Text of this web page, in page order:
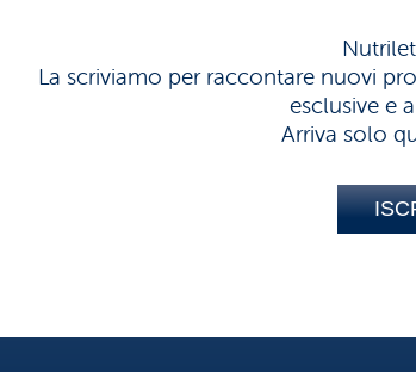
La scriviamo per raccontare nuovi
esclusive e
Arriva solo